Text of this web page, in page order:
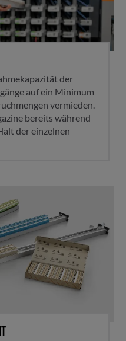
der
auf ein Minimum
vermieden.
bereits während
der einzelnen